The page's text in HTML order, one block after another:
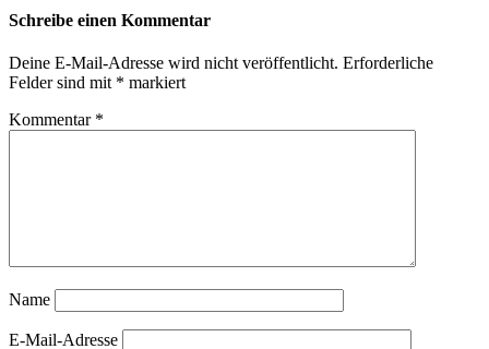
Schreibe einen Kommentar
Deine E-Mail-Adresse wird nicht veröffentlicht. Erforderliche
Felder sind mit * markiert
Kommentar *
Name
E-Mail-Adresse